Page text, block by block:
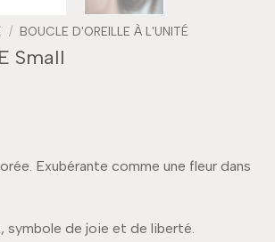
/ BOUCLE D'OREILLE À L'UNITÉ
Small
Exubérante comme une fleur dans
symbole de joie et de liberté.